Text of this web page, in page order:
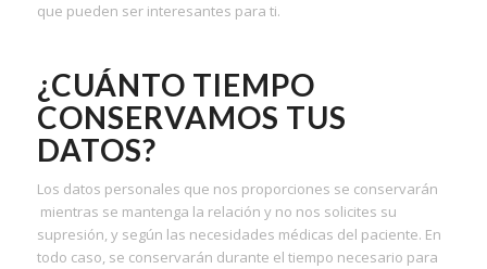
que pueden ser interesantes para ti.
¿CUÁNTO TIEMPO
CONSERVAMOS TUS
DATOS?
Los datos personales que nos proporciones se conservarán
mientras se mantenga la relación y no nos solicites su
supresión, y según las necesidades médicas del paciente. En
todo caso, se conservarán durante el tiempo necesario para